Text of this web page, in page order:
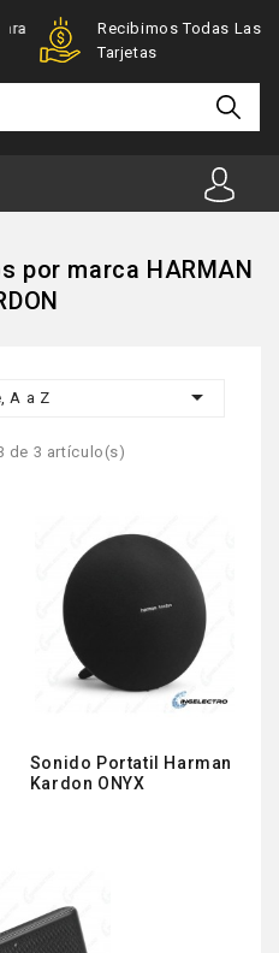
Recibimos Todas Las
Tarjetas
por marca HARMAN
A a Z 
de 3 artículo(s)
Sonido Portatil Harman
Kardon ONYX